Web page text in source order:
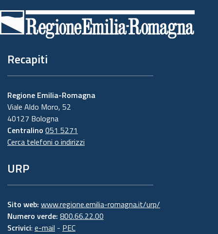
di
pagina
Recapiti
Regione Emilia-Romagna
Viale Aldo Moro, 52
40127 Bologna
Centralino 051 5271
Cerca telefoni o indirizzi
URP
Sito web: www.regione.emilia-romagna.it/urp/
Numero verde: 800.66.22.00
Scrivici: e-mail - PEC